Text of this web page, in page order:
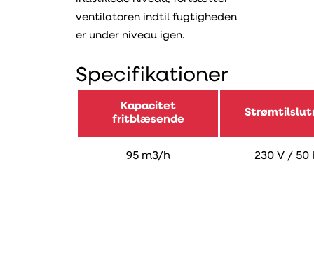
ventilatoren indtil fugtigheden
er under niveau igen.
Specifikationer
Kapacitet
fritblæsende
95 m3/h 230 V / 50